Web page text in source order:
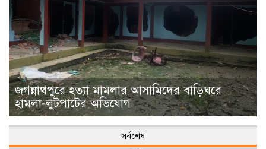
জগন্নাথপুরে হত্যা মামলার আসামিদের বাড়িঘরে
হামলা-লুটপাটের অভিযোগ
সর্বশেষ